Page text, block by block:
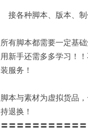
接各种脚本、版本、
所有脚本都需要一定基
用新手还需多多学习！
装服务！
脚本与素材为虚拟货品
持退换！
〓〓〓〓〓〓〓〓〓〓